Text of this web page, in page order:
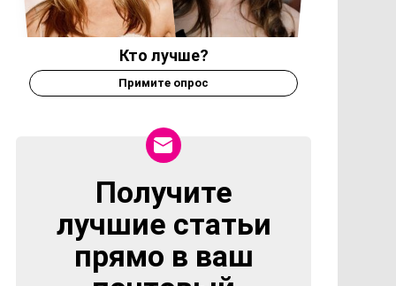
Кто лучше?
Примите опрос
NEWSLETTER
Получите
лучшие статьи
прямо в ваш